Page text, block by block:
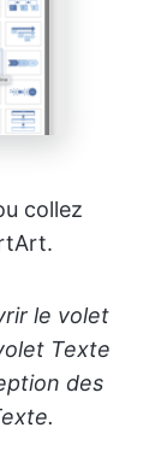
collez
le volet
Texte
des